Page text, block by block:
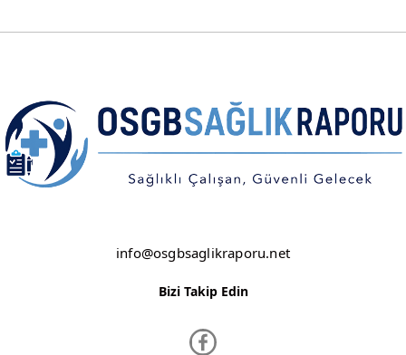
ERZİNCAN
ERZURUM
info@osgbsaglikraporu.net
Bizi Takip Edin